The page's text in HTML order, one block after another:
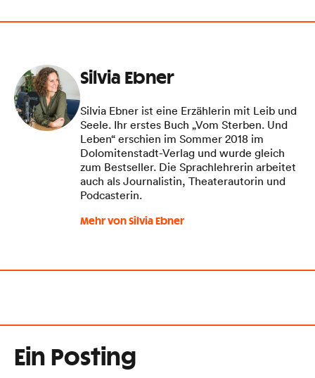
Silvia Ebner
Silvia Ebner ist eine Erzählerin mit Leib und
Seele. Ihr erstes Buch „Vom Sterben. Und
Leben“ erschien im Sommer 2018 im
Dolomitenstadt-Verlag und wurde gleich
zum Bestseller. Die Sprachlehrerin arbeitet
auch als Journalistin, Theaterautorin und
Podcasterin.
Mehr von Silvia Ebner
Ein Posting